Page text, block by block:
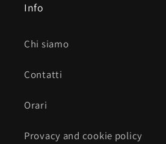
Info
Chi siamo
Contatti
Orari
Provacy and cookie policy